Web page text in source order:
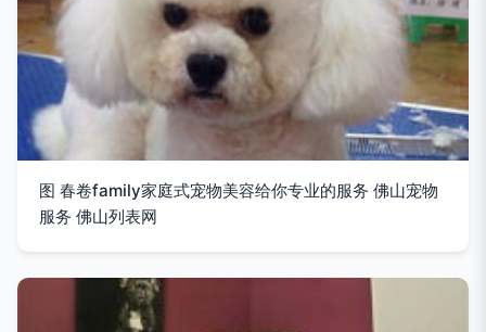
图 春卷family家庭式宠物美容给你专业的服务 佛山宠物
服务 佛山列表网